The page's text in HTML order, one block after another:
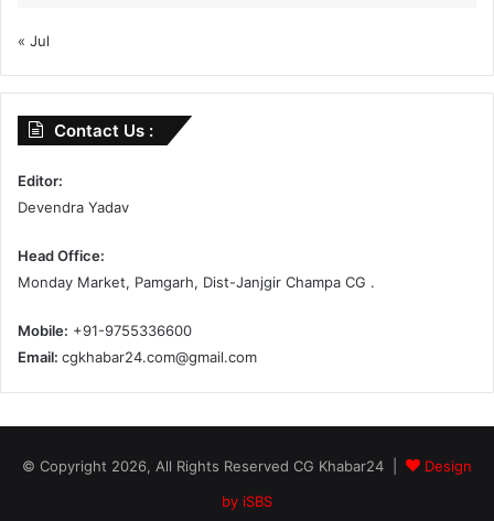
« Jul
Contact Us :
Editor:
Devendra Yadav
Head Office:
Monday Market, Pamgarh, Dist-Janjgir Champa CG .
Mobile: +91-9755336600
Email: cgkhabar24.com@gmail.com
© Copyright 2026, All Rights Reserved CG Khabar24 |
Design
by iSBS